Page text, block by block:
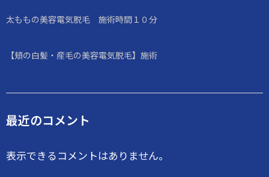
太ももの美容電気脱毛 施術時間１０分
【頬の白髪・産毛の美容電気脱毛】施術
最近のコメント
表示できるコメントはありません。